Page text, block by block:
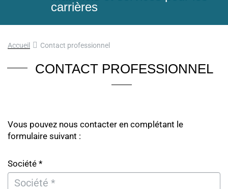
carrières
Accueil Contact professionnel
CONTACT PROFESSIONNEL
Vous pouvez nous contacter en complétant le
formulaire suivant :
Société *